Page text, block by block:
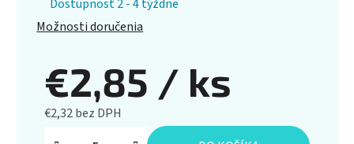
Dostupnosť 2 - 4 týždne
Možnosti doručenia
€2,85 / ks
€2,32 bez DPH
Jednotková cena: